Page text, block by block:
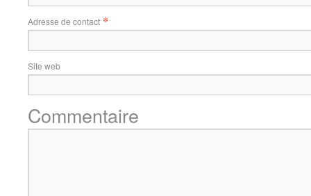
Adresse de contact *
Site web
Commentaire